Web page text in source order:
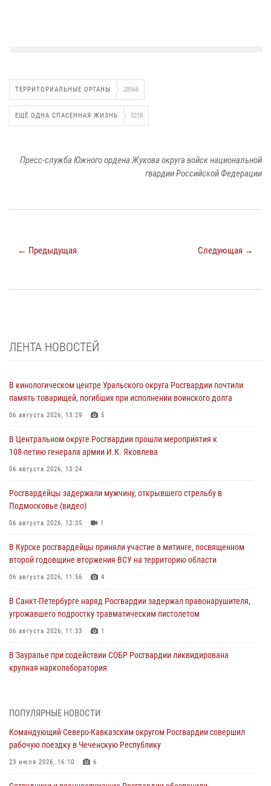
ТЕРРИТОРИАЛЬНЫЕ ОРГАНЫ 28566
ЕЩЁ ОДНА СПАСЕННАЯ ЖИЗНЬ 3218
Пресс-служба Южного ордена Жукова округа войск национальной
гвардии Российской Федерации
← Предыдущая Следующая →
ЛЕНТА НОВОСТЕЙ
В кинологическом центре Уральского округа Росгвардии почтили
память товарищей, погибших при исполнении воинского долга
06 августа 2026, 13:29 5
В Центральном округе Росгвардии прошли мероприятия к
108‑летию генерала армии И.К. Яковлева
06 августа 2026, 13:24
Росгвардейцы задержали мужчину, открывшего стрельбу в
Подмосковье (видео)
06 августа 2026, 12:35 1
В Курске росгвардейцы приняли участие в митинге, посвященном
второй годовщине вторжения ВСУ на территорию области
06 августа 2026, 11:56 4
В Санкт-Петербурге наряд Росгвардии задержал правонарушителя,
угрожавшего подростку травматическим пистолетом
06 августа 2026, 11:33 1
В Зауралье при содействии СОБР Росгвардии ликвидирована
крупная нарколаборатория
В Москве росгвардейцы задержали троих мужчин, устроивших
06 августа 2026, 11:20
Взрывотехники Росгвардии на Ставрополье обезвредили снаряд
ПОПУЛЯРНЫЕ НОВОСТИ
Командующий Северо-Кавказским округом Росгвардии совершил
рабочую поездку в Чеченскую Республику
23 июля 2026, 16:10 6